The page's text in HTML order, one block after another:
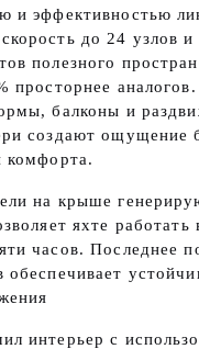
и эффективностью
до 24 узлов и
полезного
просторнее
балконы и
создают ощущение
комфорта.
на крыше
яхте работать
часов. Последнее
обеспечивает
интерьер с